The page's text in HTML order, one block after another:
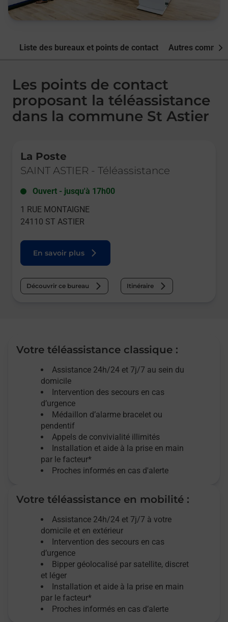
Liste des bureaux et points de contact Autres
Les points de contact
proposant la téléassistance
dans la commune St Astier
La Poste
SAINT ASTIER - Téléassistance
Ouvert - jusqu'à 17h00
1 RUE MONTAIGNE
24110 ST ASTIER
En savoir plus
Découvrir ce bureau Itinéraire
Votre téléassistance classique :
Assistance 24h/24 et 7j/7 au sein du
domicile
Intervention des secours en cas
d’urgence
Médaillon d’alarme bracelet ou
pendentif
Appels de convivialité illimités
Installation et aide à la prise en main
par le facteur*
Proches informés en cas d'alerte
Votre téléassistance en mobilité :
Assistance 24h/24 et 7j/7 à votre
domicile et en extérieur
Intervention des secours en cas
d’urgence
Bipper géolocalisé par satellite, discret
et léger
Installation et aide à la prise en main
par le facteur*
Proches informés en cas d’alerte